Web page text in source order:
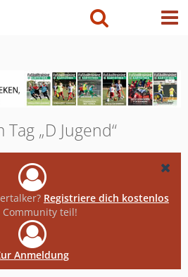
„D Jugend“
Registriere dich kostenlos
teil!
Anmeldung